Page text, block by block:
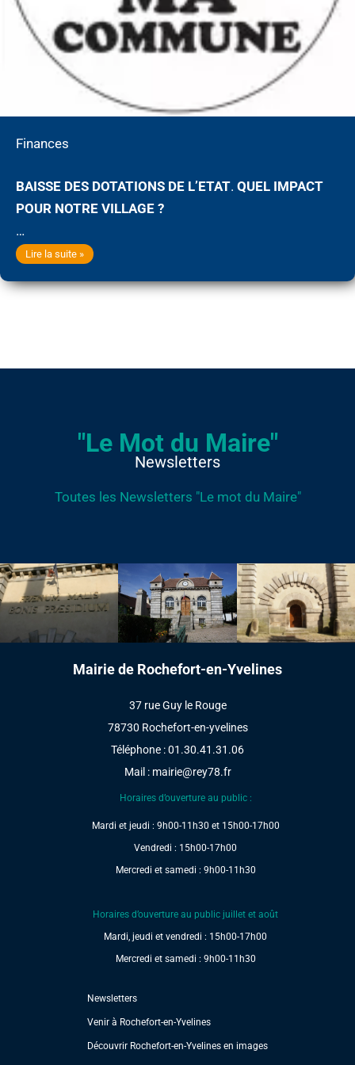
Finances
BAISSE DES DOTATIONS DE L’ETAT. QUEL IMPACT
POUR NOTRE VILLAGE ?
…
Finances
Lire la suite »
"Le Mot du Maire"
Newsletters
Toutes les Newsletters "Le mot du Maire"
Mairie de Rochefort-en-Yvelines
37 rue Guy le Rouge
78730 Rochefort-en-yvelines
Téléphone : 01.30.41.31.06
Mail : mairie@rey78.fr
Horaires d’ouverture au public :
Mardi et jeudi : 9h00-11h30 et 15h00-17h00
Vendredi : 15h00-17h00
Mercredi et samedi : 9h00-11h30
Horaires d’ouverture au public juillet et août
Mardi, jeudi et vendredi : 15h00-17h00
Mercredi et samedi : 9h00-11h30
Newsletters
Venir à Rochefort-en-Yvelines
Découvrir Rochefort-en-Yvelines en images